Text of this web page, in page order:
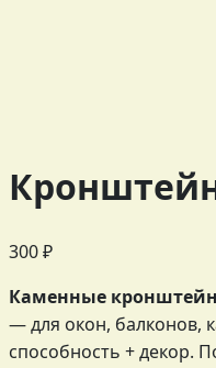
300₽
Каменные
— для окон, балконов,
способность + декор.